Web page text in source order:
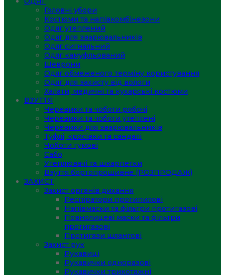
Головні убори
Костюми та напівкомбінезони
Одяг утеплений
Одяг для зварювальників
Одяг сигнальний
Одяг камуфльований
Шеврони
Одяг обмеженого терміну користування
Одяг для захисту від вологи
Халати, медичні та кухарські костюми
ВЗУТТЯ
Черевики та чоботи робочі
Черевики та чоботи утеплені
Черевики для зварювальників
Туфлі, кросівки та сандалі
Чоботи гумові
Сабо
Утеплювачі та шкарпетки
Взуття бортопрошивне (РОЗПРОДАЖ)
ЗАХИСТ
Захист органів дихання
Респіратори протипилові
Напівмаски та фільтри протигазові
Повнолицеві маски та фільтри
протигазові
Протигази шлангові
Захист рук
Рукавиці
Рукавички одноразові
Рукавички трикотажні